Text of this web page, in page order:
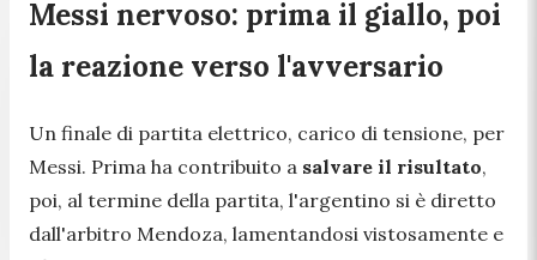
Messi nervoso: prima il giallo, poi
la reazione verso l'avversario
Un finale di partita elettrico, carico di tensione, per
Messi. Prima ha contribuito a salvare il risultato,
poi, al termine della partita, l'argentino si è diretto
dall'arbitro Mendoza, lamentandosi vistosamente e